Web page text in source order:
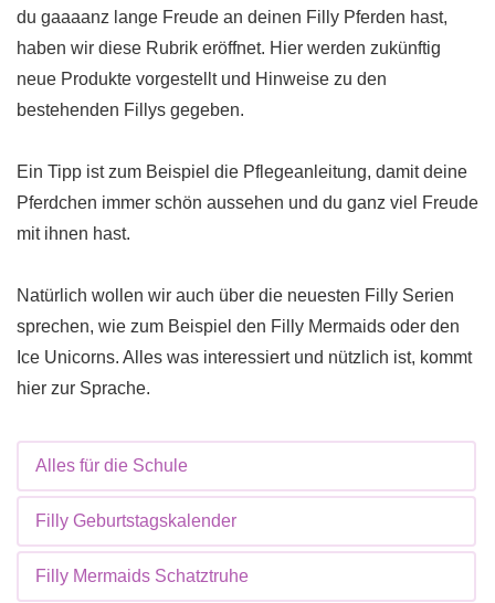
du gaaaanz lange Freude an deinen Filly Pferden hast,
haben wir diese Rubrik eröffnet. Hier werden zukünftig
neue Produkte vorgestellt und Hinweise zu den
bestehenden Fillys gegeben.
Ein Tipp ist zum Beispiel die Pflegeanleitung, damit deine
Pferdchen immer schön aussehen und du ganz viel Freude
mit ihnen hast.
Natürlich wollen wir auch über die neuesten Filly Serien
sprechen, wie zum Beispiel den Filly Mermaids oder den
Ice Unicorns. Alles was interessiert und nützlich ist, kommt
hier zur Sprache.
Alles für die Schule
Filly Geburtstagskalender
Filly Mermaids Schatztruhe